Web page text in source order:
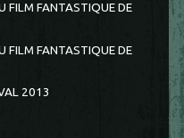
FILM FANTASTIQUE DE
FILM FANTASTIQUE DE
2013